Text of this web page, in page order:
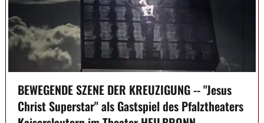
BEWEGENDE SZENE DER KREUZIGUNG -- "Jesus
Christ Superstar" als Gastspiel des Pfalztheaters